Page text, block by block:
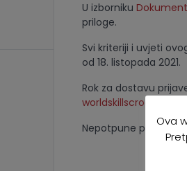
U izborniku
priloge.
Svi kriteriji i uvjeti
od 18. listopada 2021.
Rok za dostavu
Nepotpune prijave i
Ova